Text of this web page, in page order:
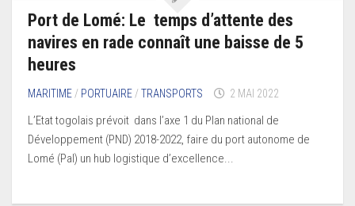
Port de Lomé: Le temps d’attente des
navires en rade connaît une baisse de 5
heures
MARITIME / PORTUAIRE /TRANSPORTS 2 MAI 2022
L’Etat togolais prévoit dans l’axe 1 du Plan national de
Développement (PND) 2018-2022, faire du port autonome de
Lomé (Pal) un hub logistique d’excellence...